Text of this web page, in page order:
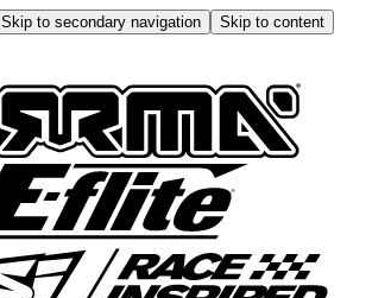
Skip to secondary navigation
Skip to content